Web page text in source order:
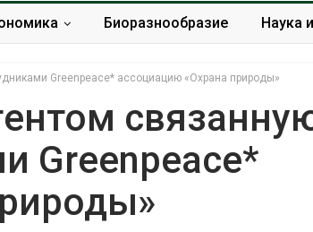
Биоразнообразие Наука
Greenpeace* ассоциацию «Охрана природы»
Greenpeace*
Австралии снизят
установки